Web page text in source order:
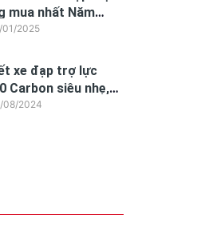
xe như Air Blade và
Điểm nhấn chủ đạo
chiếu sáng thấp hơn,
mua nhất Năm
dân văn phòng
01/2025
xe đạp trợ lực
Carbon siêu nhẹ,
hoàn toàn mới
08/2024